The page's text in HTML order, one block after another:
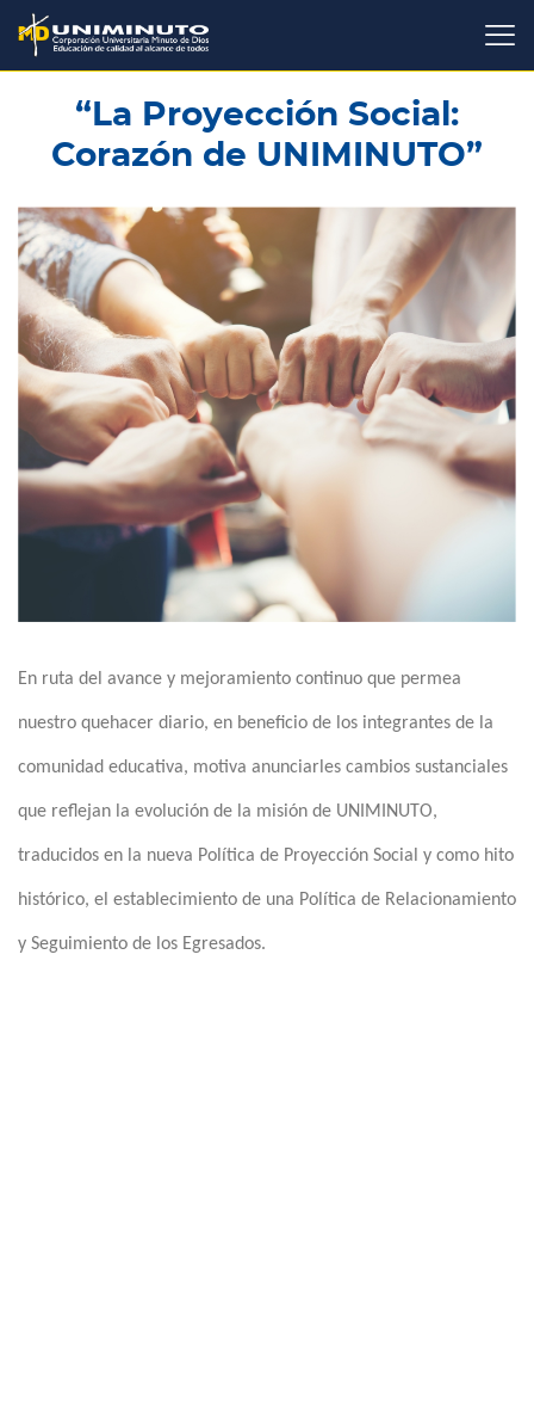
Pasar
contenido
principal
“La Proyección Social:
Corazón de UNIMINUTO”
En ruta del avance y mejoramiento continuo que permea
nuestro quehacer diario, en beneficio de los integrantes de la
comunidad educativa, motiva anunciarles cambios sustanciales
que reflejan la evolución de la misión de UNIMINUTO,
traducidos en la nueva Política de Proyección Social y como hito
histórico, el establecimiento de una Política de Relacionamiento
y Seguimiento de los Egresados.